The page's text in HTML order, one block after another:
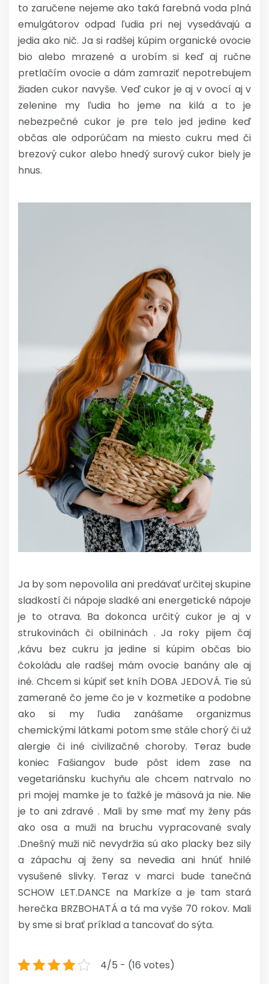
to zaručene nejeme ako taká farebná voda plná
emulgátorov odpad ľudia pri nej vysedávajú a
jedia ako nič. Ja si radšej kúpim organické ovocie
bio alebo mrazené a urobím si keď aj ručne
pretlačím ovocie a dám zamraziť nepotrebujem
žiaden cukor navyše. Veď cukor je aj v ovocí aj v
zelenine my ľudia ho jeme na kilá a to je
nebezpečné cukor je pre telo jed jedine keď
občas ale odporúčam na miesto cukru med či
brezový cukor alebo hnedý surový cukor biely je
hnus.
Ja by som nepovolila ani predávať určitej skupine
sladkostí či nápoje sladké ani energetické nápoje
je to otrava. Ba dokonca určitý cukor je aj v
strukovinách či obilninách . Ja roky pijem čaj
,kávu bez cukru ja jedine si kúpim občas bio
čokoládu ale radšej mám ovocie banány ale aj
iné. Chcem si kúpiť set kníh DOBA JEDOVÁ. Tie sú
zamerané čo jeme čo je v kozmetike a podobne
ako si my ľudia zanášame organizmus
chemickými látkami potom sme stále chorý či už
alergie či iné civilizačné choroby. Teraz bude
koniec Fašiangov bude pôst idem zase na
vegetariánsku kuchyňu ale chcem natrvalo no
pri mojej mamke je to ťažké je mäsová ja nie. Nie
je to ani zdravé . Mali by sme mať my ženy pás
ako osa a muži na bruchu vypracované svaly
.Dnešný muži nič nevydržia sú ako placky bez sily
a zápachu aj ženy sa nevedia ani hnúť hnilé
vysušené slivky. Teraz v marci bude tanečná
SCHOW LET.DANCE na Markíze a je tam stará
herečka BRZBOHATÁ a tá ma vyše 70 rokov. Mali
by sme si brať príklad a tancovať do sýta.
4/5 - (16 votes)